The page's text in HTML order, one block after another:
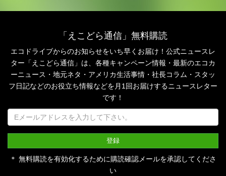
「えこどら通信」無料購読
エコドライブからのお知らせをいち早くお届け！公式ニュースレ
ター「えこどら通信」は、 各種キャンペーン情報・最新のエコカ
ーニュース・地元ネタ・アメリカ生活事情・社長コラム・ スタッ
フ日記などのお役立ち情報などを月1回お届けするニュースレター
です！
＊ 無料購読を有効化するために購読確認メールを承認してくださ
い